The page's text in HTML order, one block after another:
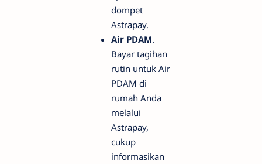
dompet
Astrapay.
Air PDAM.
Bayar tagihan
rutin untuk Air
PDAM di
rumah Anda
melalui
Astrapay,
cukup
informasikan